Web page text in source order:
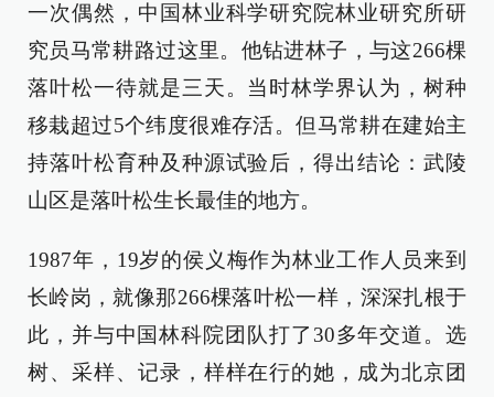
一次偶然，中国林业科学研究院林业研究所研
究员马常耕路过这里。他钻进林子，与这266棵
落叶松一待就是三天。当时林学界认为，树种
移栽超过5个纬度很难存活。但马常耕在建始主
持落叶松育种及种源试验后，得出结论：武陵
山区是落叶松生长最佳的地方。
1987年，19岁的侯义梅作为林业工作人员来到
长岭岗，就像那266棵落叶松一样，深深扎根于
此，并与中国林科院团队打了30多年交道。选
树、采样、记录，样样在行的她，成为北京团